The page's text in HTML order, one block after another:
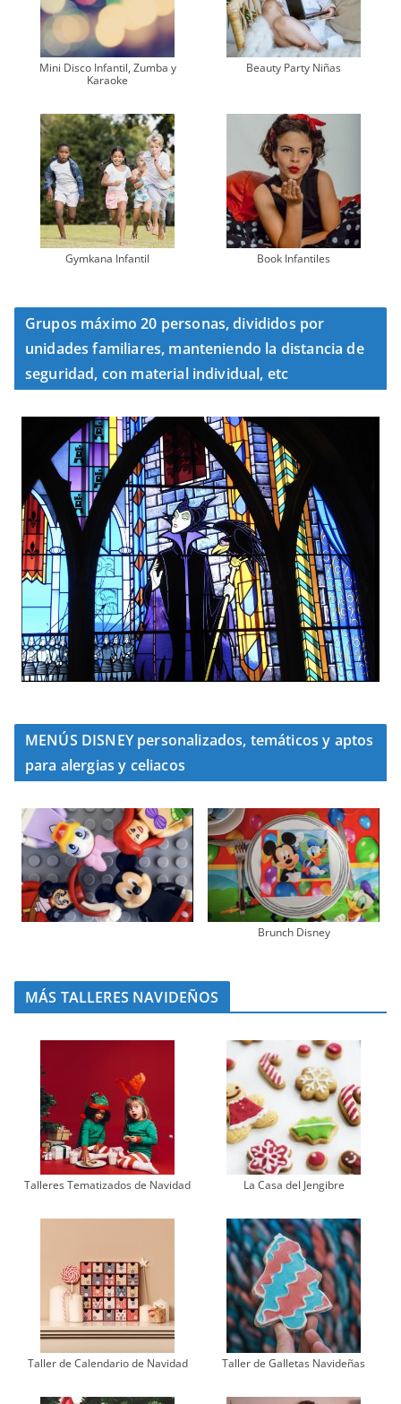
Mini Disco Infantil, Zumba y
Karaoke
Beauty Party Niñas
Gymkana Infantil Book Infantiles
Grupos máximo 20 personas, divididos por
unidades familiares, manteniendo la distancia de
seguridad, con material individual, etc
MENÚS DISNEY personalizados, temáticos y aptos
para alergias y celiacos
Brunch Disney
MÁS TALLERES NAVIDEÑOS
Talleres Tematizados de Navidad La Casa del Jengibre
Taller de Calendario de Navidad Taller de Galletas Navideñas